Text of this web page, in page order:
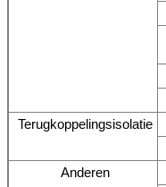
Terugkoppelingsisolatie
Anderen